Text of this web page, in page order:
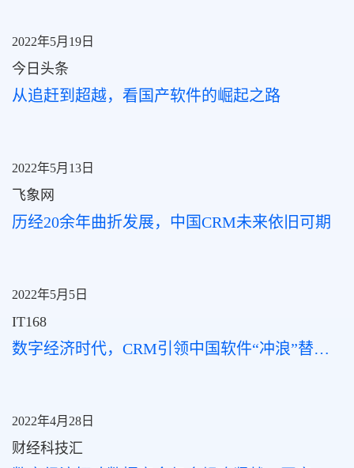
2022年5月19日
今日头条
从追赶到超越，看国产软件的崛起之路
2022年5月13日
飞象网
历经20余年曲折发展，中国CRM未来依旧可期
2022年5月5日
IT168
数字经济时代，CRM引领中国软件“冲浪”替代大潮
2022年4月28日
财经科技汇